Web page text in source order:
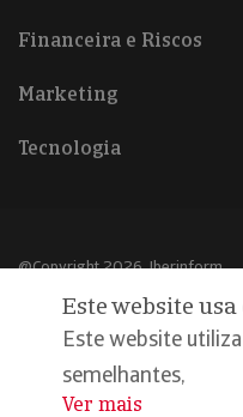
Financeira e Riscos
Marketing
Tecnologia
@Copyright 2026, Iberinform
Política de cookies
Declaração de privacidade
Este website
Este website
semelhantes,
...
Ver mais